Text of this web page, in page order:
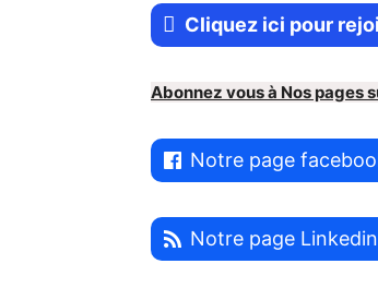
Cliquez ici pour
Abonnez vous à Nos pages
Notre page
Notre page